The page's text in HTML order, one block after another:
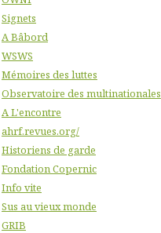
Signets
A Bâbord
WSWS
Mémoires des luttes
Observatoire des multinationales
A L'encontre
ahrf.revues.org/
Historiens de garde
Fondation Copernic
Info vite
Sus au vieux monde
GRIB